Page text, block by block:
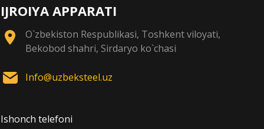
IJROIYA APPARATI
O`zbekiston Respublikasi, Toshkent viloyati,
Bekobod shahri, Sirdaryo ko`chasi
Info@uzbeksteel.uz
Ishonch telefoni